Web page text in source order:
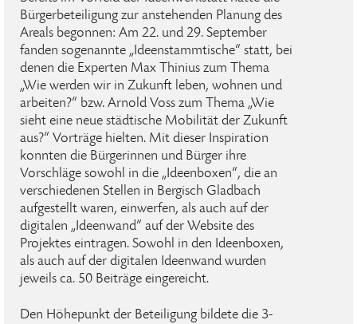
Bürgerbeteiligung zur anstehenden Planung des
Areals begonnen: Am 22. und 29. September
fanden sogenannte „Ideenstammtische“ statt, bei
denen die Experten Max Thinius zum Thema
„Wie werden wir in Zukunft leben, wohnen und
arbeiten?“ bzw. Arnold Voss zum Thema „Wie
sieht eine neue städtische Mobilität der Zukunft
aus?“ Vorträge hielten. Mit dieser Inspiration
konnten die Bürgerinnen und Bürger ihre
Vorschläge sowohl in die „Ideenboxen“, die an
verschiedenen Stellen in Bergisch Gladbach
aufgestellt waren, einwerfen, als auch auf der
digitalen „Ideenwand“ auf der Website des
Projektes eintragen. Sowohl in den Ideenboxen,
als auch auf der digitalen Ideenwand wurden
jeweils ca. 50 Beiträge eingereicht.
Den Höhepunkt der Beteiligung bildete die 3-